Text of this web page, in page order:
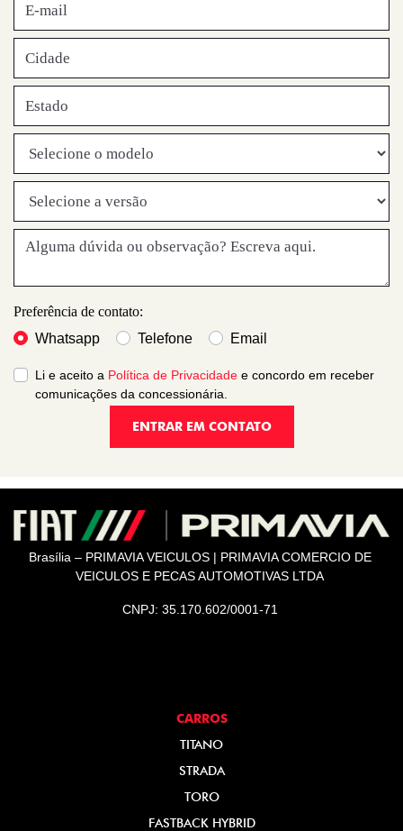
Preferência de contato:
Whatsapp
Telefone Email
Li e aceito a Política de Privacidade e concordo em receber
comunicações da concessionária.
ENTRAR EM CONTATO
Brasília – PRIMAVIA VEICULOS | PRIMAVIA COMERCIO DE
VEICULOS E PECAS AUTOMOTIVAS LTDA
CNPJ: 35.170.602/0001-71
CARROS
TITANO
STRADA
TORO
FASTBACK HYBRID